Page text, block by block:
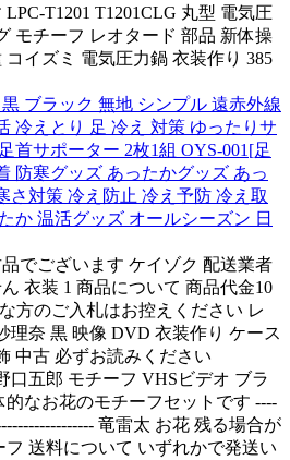
T1201 T1201CLG 丸型 電気圧
モチーフ レオタード 部品 新体操
コイズミ 電気圧力鍋 衣装作り 385
ブラック 無地 シンプル 遠赤外線
冷えとり 足 冷え 対策 ゆったりサ
首サポーター 2枚1組 OYS-001[足
防寒グッズ あったかグッズ あっ
さ対策 冷え防止 冷え予防 冷え取
か 温活グッズ オールシーズン 日
でございます ケイゾク 配送業者
衣装 1 商品について 商品代金10
方のご入札はお控えください レ
理奈 黒 映像 DVD 衣装作り ケース
中古 必ずお読みください
口五郎 モチーフ VHSビデオ ブラ
なお花のモチーフセットです ----
竜雷太 お花 残る場合が
送料について いずれかで発送い